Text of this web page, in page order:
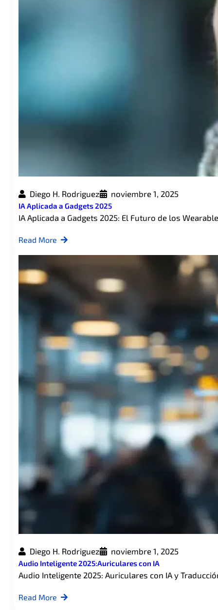
Diego H. Rodriguez noviembre 1, 2025
IA Aplicada a Gadgets 2025
IA Aplicada a Gadgets 2025: El Futuro de los
Read More
Diego H. Rodriguez noviembre 1, 2025
Audio Inteligente 2025:Auriculares con IA
Audio Inteligente 2025: Auriculares con IA y
Read More